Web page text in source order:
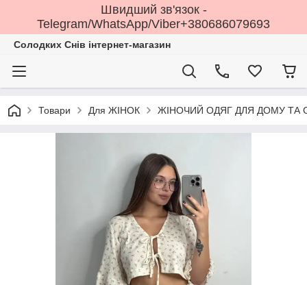
Швидший зв'язок -
Telegram/WhatsApp/Viber+380686079693
Солодких Снів інтернет-магазин
Товари Для ЖІНОК ЖІНОЧИЙ ОДЯГ ДЛЯ ДОМУ ТА